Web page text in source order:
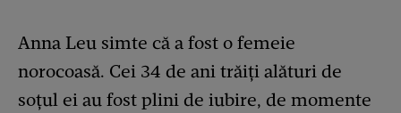
Anna Leu simte că a fost o femeie
norocoasă. Cei 34 de ani trăiți alături de
soțul ei au fost plini de iubire, de momente